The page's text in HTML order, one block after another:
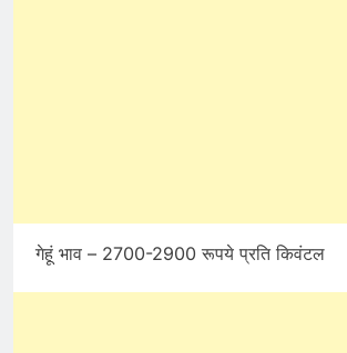
गेहूं भाव – 2700-2900 रूपये प्रति किवंटल